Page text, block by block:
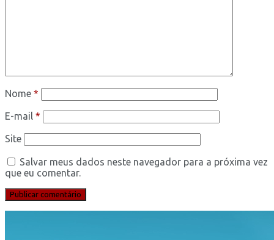
Nome *
E-mail *
Site
Salvar meus dados neste navegador para a próxima vez
que eu comentar.